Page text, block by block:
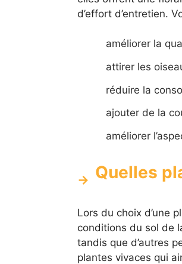
d’effort d’entretien.
améliorer la
attirer les
réduire la
ajouter de la
améliorer
Quelles
Lors du choix d’une
conditions du sol de
tandis que d’autres
plantes vivaces qui